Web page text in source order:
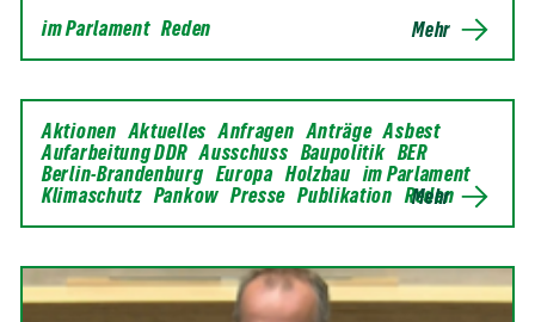
im Parlament Reden Mehr
Aktionen Aktuelles Anfragen Anträge Asbest
Aufarbeitung DDR Ausschuss Baupolitik BER
Berlin-Brandenburg Europa Holzbau im Parlament
Klimaschutz Pankow Presse Publikation Reden
Mehr